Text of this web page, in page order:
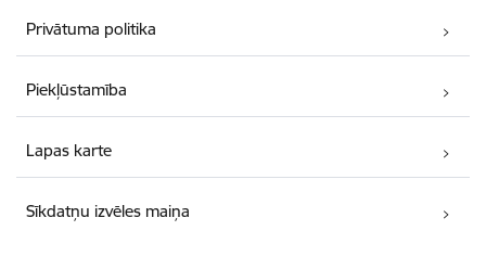
Privātuma politika
Piekļūstamība
Lapas karte
Sīkdatņu izvēles maiņa